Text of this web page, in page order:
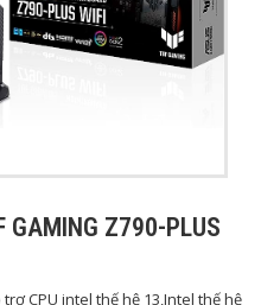
GAMING Z790-PLUS
CPU intel thế hệ 13,Intel thế hệ